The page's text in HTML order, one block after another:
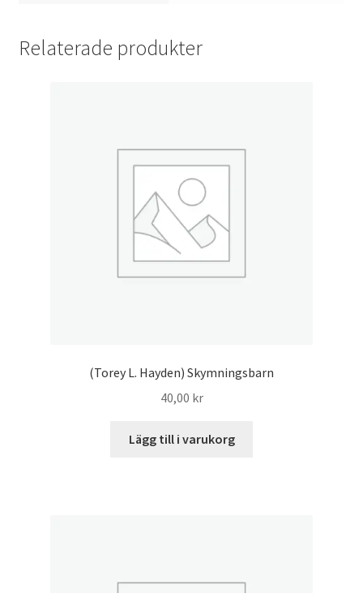
Relaterade produkter
(Torey L. Hayden) Skymningsbarn
40,00 kr
Lägg till i varukorg